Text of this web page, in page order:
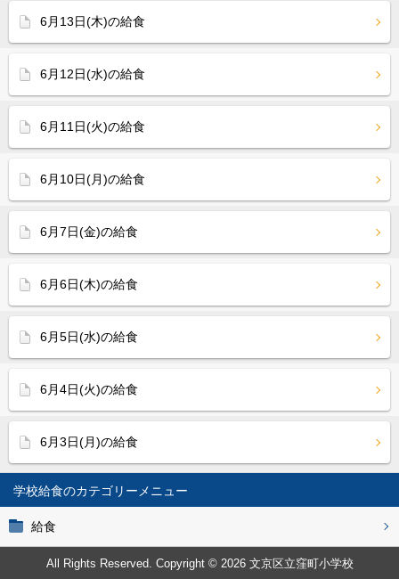
学校給食
給食
6月13日(木)の給食
6月12日(水)の給食
6月11日(火)の給食
6月10日(月)の給食
6月7日(金)の給食
6月6日(木)の給食
6月5日(水)の給食
6月4日(火)の給食
6月3日(月)の給食
All Rights Reserved. Copyright © 2026 文京区立窪町小学校